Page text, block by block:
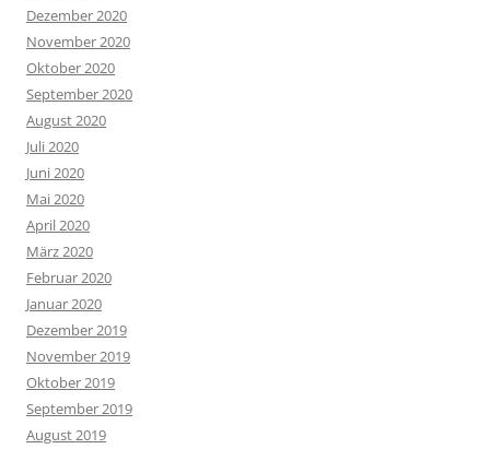
Dezember 2020
November 2020
Oktober 2020
September 2020
August 2020
Juli 2020
Juni 2020
Mai 2020
April 2020
März 2020
Februar 2020
Januar 2020
Dezember 2019
November 2019
Oktober 2019
September 2019
August 2019